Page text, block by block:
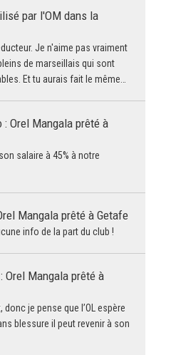
par l'OM dans la
Je n'aime pas vraiment
de marseillais qui sont
Et tu aurais fait le même…
: Orel Mangala prêté à
salaire à 45% à notre
Mangala prêté à Getafe
info de la part du club !
Orel Mangala prêté à
donc je pense que l’OL espère
blessure il peut revenir à son